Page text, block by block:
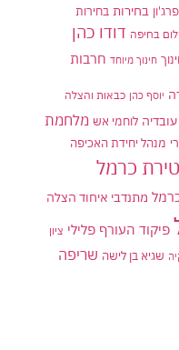
בחירות בחירות
בחיפה דודו כהן
חינוך מיוחד חרבות
יוסף כהן כבאות והצלה
לוחמי אש מלחמת
מנהל יחידת האכיפה
כרמל
מתנדבי איחוד הצלה
פיקוד העורף פלילי ציון
שגיא בן לישה שריפה